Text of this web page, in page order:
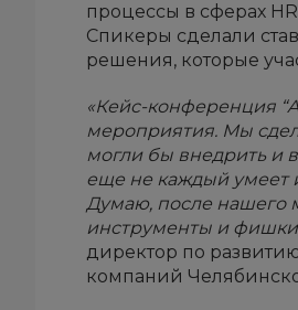
процессы в сферах
Спикеры сделали
решения, которые
«Кейс-конференция
мероприятия. Мы
могли бы внедрить и
еще не каждый умеет
Думаю, после нашего
инструменты и
директор по
компаний